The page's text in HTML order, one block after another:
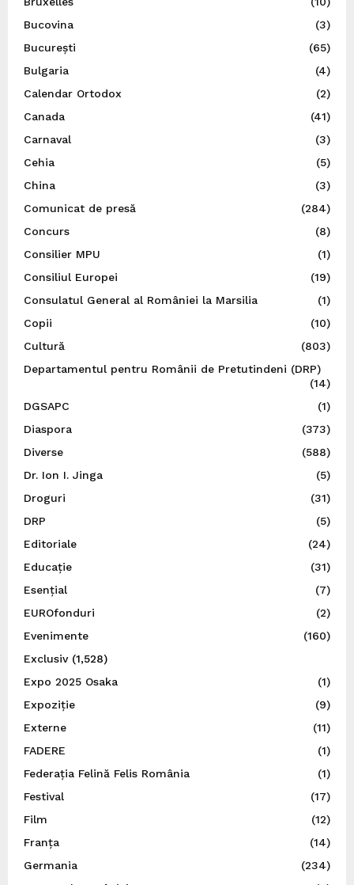
Bucovina
(3)
București
(65)
Bulgaria
(4)
Calendar Ortodox
(2)
Canada
(41)
Carnaval
(3)
Cehia
(5)
China
(3)
Comunicat de presă
(284)
Concurs
(8)
Consilier MPU
(1)
Consiliul Europei
(19)
Consulatul General al României la Marsilia
(1)
Copii
(10)
Cultură
(803)
Departamentul pentru Românii de Pretutindeni (DRP)
(14)
DGSAPC
(1)
Diaspora
(373)
Diverse
(588)
Dr. Ion I. Jinga
(5)
Droguri
(31)
DRP
(5)
Editoriale
(24)
Educație
(31)
Esențial
(7)
EUROfonduri
(2)
Evenimente
(160)
Exclusiv(1,528)
Expo 2025 Osaka
(1)
Expoziție
(9)
Externe
(11)
FADERE
(1)
Federația Felină Felis România
(1)
Festival
(17)
Film
(12)
Franța
(14)
Germania
(234)